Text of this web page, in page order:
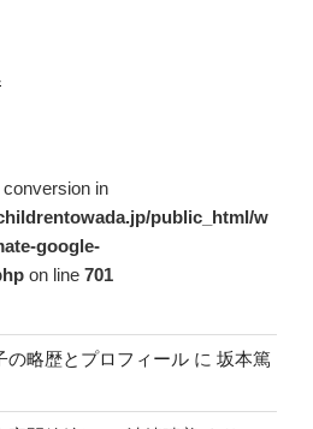
in
public_html/w
google-
on line 701
の略歴とプロフィール に 坂本篤